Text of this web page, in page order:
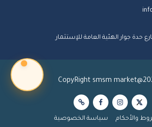
حدة جوار الهئية العامة للإستثمار
CopyRight smsm
والأحكام سياسة الخصوصية